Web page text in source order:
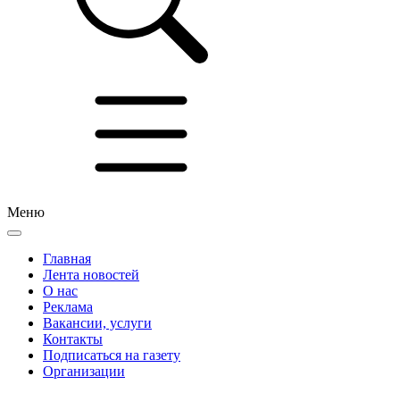
Меню
Главная
Лента новостей
О нас
Реклама
Вакансии, услуги
Контакты
Подписаться на газету
Организации